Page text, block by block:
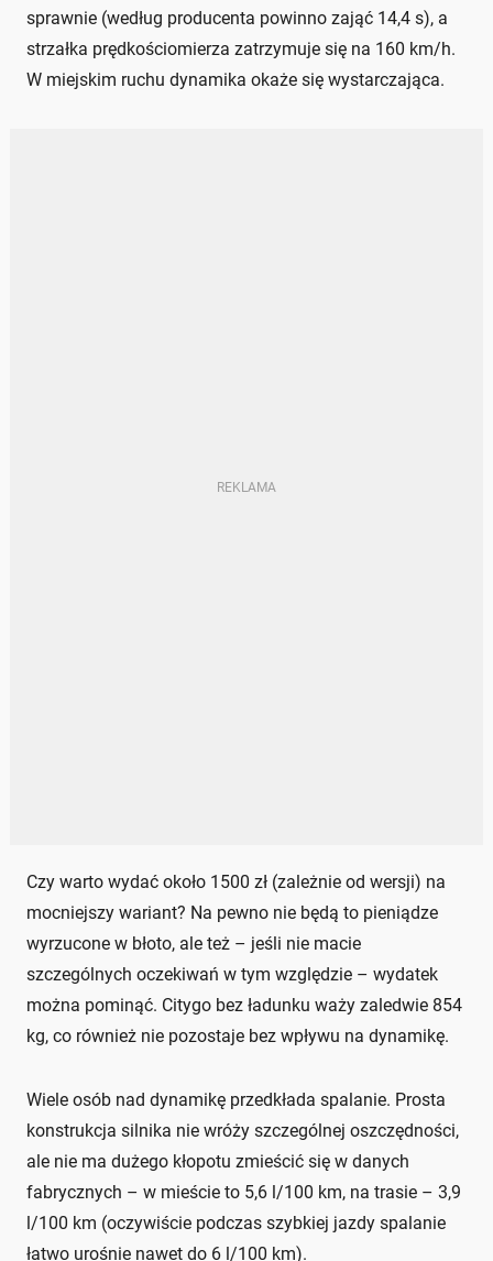
sprawnie (według producenta powinno zająć 14,4 s), a
strzałka prędkościomierza zatrzymuje się na 160 km/h.
W miejskim ruchu dynamika okaże się wystarczająca.
Czy warto wydać około 1500 zł (zależnie od wersji) na
mocniejszy wariant? Na pewno nie będą to pieniądze
wyrzucone w błoto, ale też – jeśli nie macie
szczególnych oczekiwań w tym względzie – wydatek
można pominąć. Citygo bez ładunku waży zaledwie 854
kg, co również nie pozostaje bez wpływu na dynamikę.
Wiele osób nad dynamikę przedkłada spalanie. Prosta
konstrukcja silnika nie wróży szczególnej oszczędności,
ale nie ma dużego kłopotu zmieścić się w danych
fabrycznych – w mieście to 5,6 l/100 km, na trasie – 3,9
l/100 km (oczywiście podczas szybkiej jazdy spalanie
łatwo urośnie nawet do 6 l/100 km).